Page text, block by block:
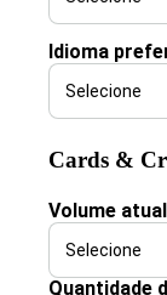
Idioma
Cards &
Volume
Quantidade